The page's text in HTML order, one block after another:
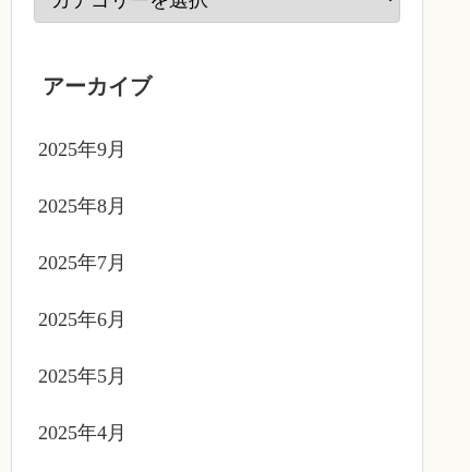
アーカイブ
2025年9月
2025年8月
2025年7月
2025年6月
2025年5月
2025年4月